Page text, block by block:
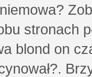
stronach
blond on